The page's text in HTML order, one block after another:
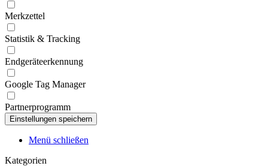
Merkzettel
Statistik & Tracking
Endgeräteerkennung
Google Tag Manager
Partnerprogramm
Menü schließen
Kategorien